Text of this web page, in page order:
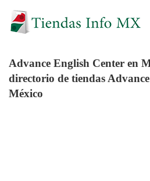
Advance English Center en
directorio de tiendas
México